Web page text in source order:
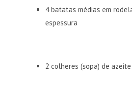
4 batatas médias em
espessura
2 colheres (sopa) de